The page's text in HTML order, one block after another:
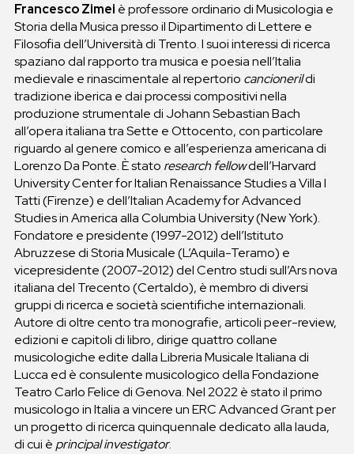
Francesco Zimei è professore ordinario di Musicologia e
Storia della Musica presso il Dipartimento di Lettere e
Filosofia dell’Università di Trento. I suoi interessi di ricerca
spaziano dal rapporto tra musica e poesia nell’Italia
medievale e rinascimentale al repertorio cancionerildi
tradizione iberica e dai processi compositivi nella
produzione strumentale di Johann Sebastian Bach
all’opera italiana tra Sette e Ottocento, con particolare
riguardo al genere comico e all’esperienza americana di
Lorenzo Da Ponte. È stato research fellowdell’Harvard
University Center for Italian Renaissance Studies a Villa I
Tatti (Firenze) e dell’Italian Academy for Advanced
Studies in America alla Columbia University (New York).
Fondatore e presidente (1997-2012) dell’Istituto
Abruzzese di Storia Musicale (L’Aquila-Teramo) e
vicepresidente (2007-2012) del Centro studi sull’Ars nova
italiana del Trecento (Certaldo), è membro di diversi
gruppi di ricerca e società scientifiche internazionali.
Autore di oltre cento tra monografie, articoli peer-review,
edizioni e capitoli di libro, dirige quattro collane
musicologiche edite dalla Libreria Musicale Italiana di
Lucca ed è consulente musicologico della Fondazione
Teatro Carlo Felice di Genova. Nel 2022 è stato il primo
musicologo in Italia a vincere un ERC Advanced Grant per
un progetto di ricerca quinquennale dedicato alla lauda,
di cui è principal investigator.